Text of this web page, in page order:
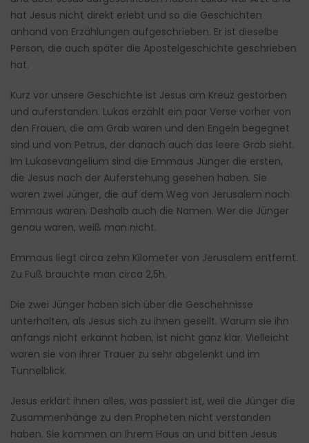
hat Jesus nicht direkt erlebt und so die Geschichten
anhand von Erzählungen aufgeschrieben. Er ist dieselbe
Person, die auch später die Apostelgeschichte geschrieben
hat.
Kurz vor unsere Geschichte ist Jesus am Kreuz gestorben
und auferstanden. Lukas erzählt ein paar Verse vorher von
den Frauen, die am Grab waren und den Engeln begegnet
sind und von Petrus, der danach auch das leere Grab sieht.
Im Lukasevangelium sind die Emmaus Jünger die ersten,
die Jesus nach der Auferstehung gesehen haben. Sie
waren zwei Jünger, die auf dem Weg von Jerusalem nach
Emmaus waren. Deshalb auch die Namen. Wer die Jünger
genau waren, weiß man nicht.
Emmaus liegt circa zehn Kilometer von Jerusalem entfernt.
Zu Fuß brauchte man circa 2,5h.
Die zwei Jünger haben sich über die Geschehnisse
unterhalten, als Jesus sich zu ihnen gesellt. Warum sie ihn
anfangs nicht erkannt haben, ist nicht ganz klar. Vielleicht
waren sie von ihrer Trauer zu sehr abgelenkt und im
Tunnelblick.
Jesus erklärt ihnen alles, was passiert ist, weil die Jünger die
Zusammenhänge zu den Propheten nicht verstanden
haben. Sie kommen an Ihrem Haus an und bitten Jesus